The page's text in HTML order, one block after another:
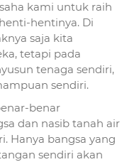
kami untuk raih
hentinya. Di
saja kita
tetapi pada
tenaga sendiri,
sendiri.
benar
dan nasib tanah air
Hanya bangsa yang
sendiri akan